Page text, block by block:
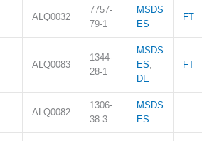
ALQ0032
7757-
79-1
MSDS
ES
FT
ALQ0083
1344-
28-1
MSDS
ES,
DE
FT
ALQ0082
1306-
38-3
MSDS
ES
—